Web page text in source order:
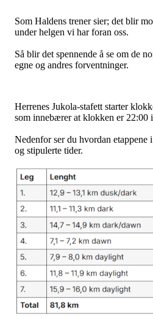
Som Haldens trener sier; det blir
under helgen vi har foran oss.
Så blir det spennende å se om de
egne og andres forventninger.
Herrenes Jukola-stafett starter
som innebærer at klokken er 22:00
Nedenfor ser du hvordan etappene
og stipulerte tider.